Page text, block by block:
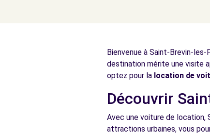
ST NAZAIRE, FR-44, 44600Bienvenue à Saint-Brevin-
destination mérite une visite
optez pour la location de
Découvrir
Avec une voiture de location,
attractions urbaines, vous